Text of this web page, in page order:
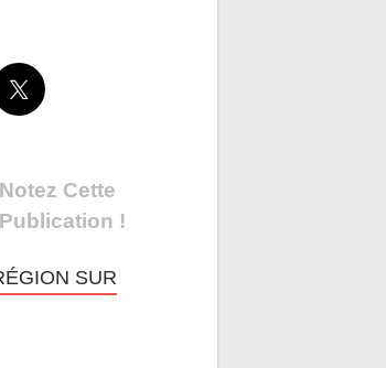
Notez Cette
Publication !
SUR